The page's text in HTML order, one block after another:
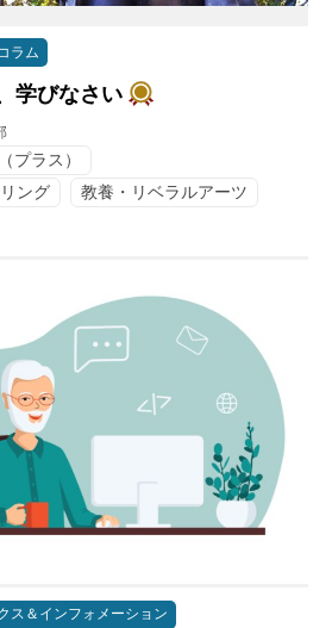
ラム
学びなさい
プラス）
ング
教養・リベラルアーツ
ス＆インフォメーション